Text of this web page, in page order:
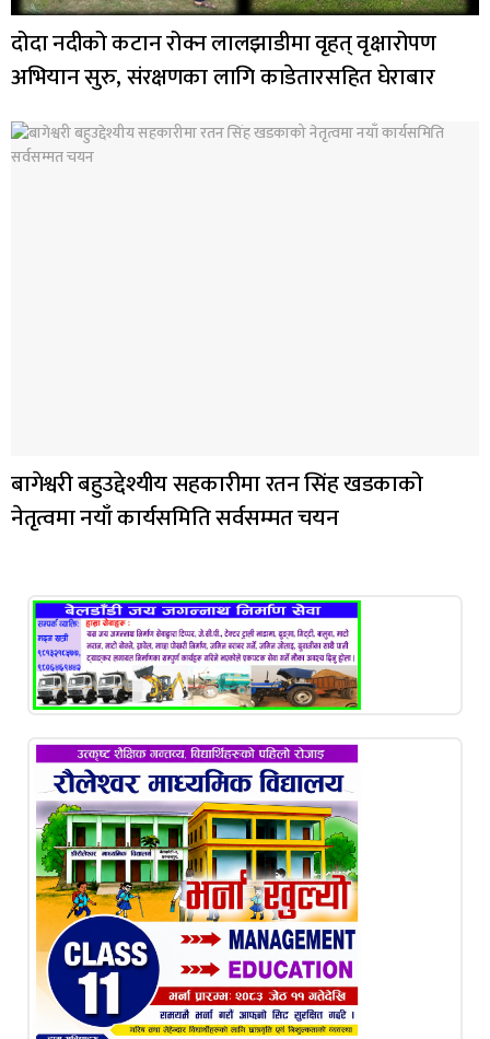
दोदा नदीको कटान रोक्न लालझाडीमा वृहत् वृक्षारोपण
अभियान सुरु, संरक्षणका लागि काडेतारसहित घेराबार
बागेश्वरी बहुउद्देश्यीय सहकारीमा रतन सिंह खडकाको
नेतृत्वमा नयाँ कार्यसमिति सर्वसम्मत चयन